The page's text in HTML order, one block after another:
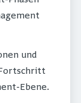
und
Ebene.